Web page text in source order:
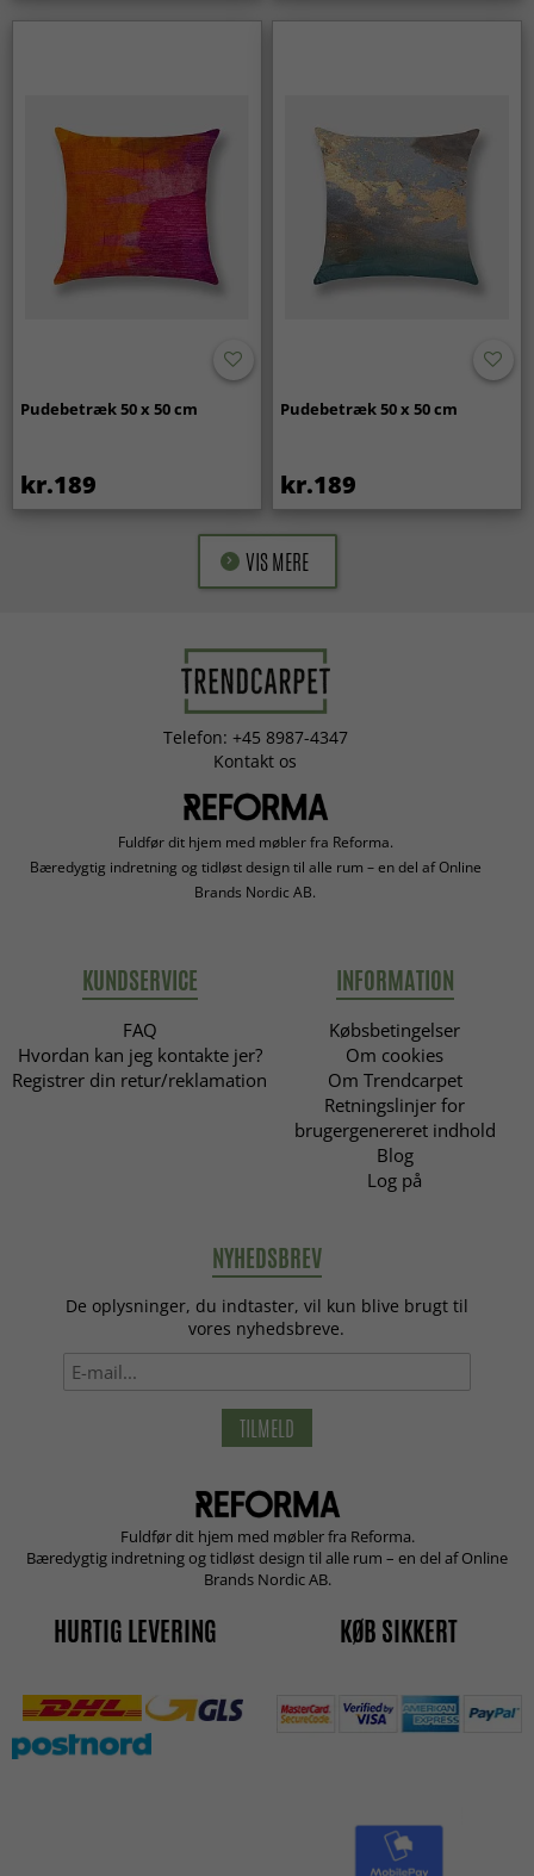
Pudebetræk 50 x 50 cm
kr.189
Pudebetræk 50 x 50 cm
kr.189
VIS MERE
Telefon: +45 8987-4347
Kontakt os
Fuldfør dit hjem med møbler fra Reforma.
Bæredygtig indretning og tidløst design til alle rum – en del af Online
Brands Nordic AB.
KUNDSERVICE
FAQ
Hvordan kan jeg kontakte jer?
Registrer din retur/reklamation
INFORMATION
Købsbetingelser
Om cookies
Om Trendcarpet
Retningslinjer for
brugergenereret indhold
Blog
Log på
NYHEDSBREV
De oplysninger, du indtaster, vil kun blive brugt til
vores nyhedsbreve.
TILMELD
Fuldfør dit hjem med møbler fra Reforma.
Bæredygtig indretning og tidløst design til alle rum – en del af Online
Brands Nordic AB.
HURTIG LEVERING KØB SIKKERT